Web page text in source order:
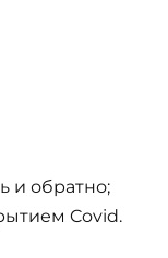
и обратно;
Covid.